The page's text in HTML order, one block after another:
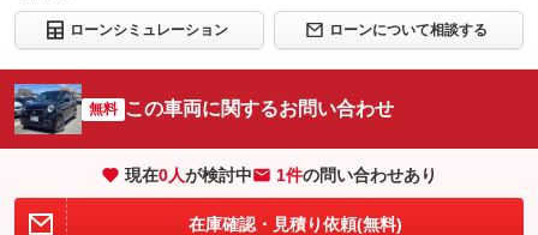
ローンシミュレーション ローンについて相談する
無料 この車両に関するお問い合わせ
現在0人が検討中 1件の問い合わせあり
在庫確認・見積り依頼(無料)